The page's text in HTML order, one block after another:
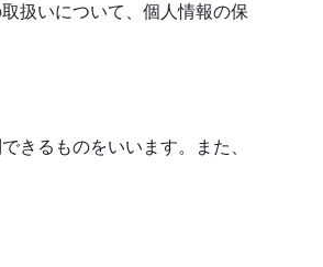
扱いについて、個人情報の保
きるものをいいます。また、